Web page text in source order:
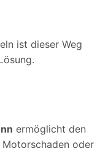
ist dieser Weg
ermöglicht den
oder